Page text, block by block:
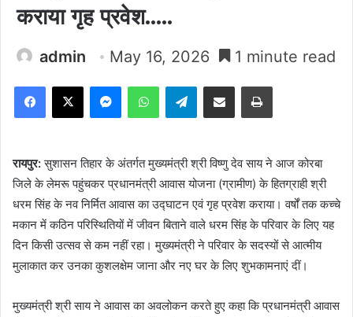
कराया गृह प्रवेश…..
admin May 16, 2026 1 minute read
Facebook
X MessengerWhatsAppTelegramShare via Email Print
रायपुर:सुशासन तिहार के अंतर्गत मुख्यमंत्री श्री विष्णु देव साय ने आज कोरबा
जिले के लेमरू पहुंचकर प्रधानमंत्री आवास योजना (ग्रामीण) के हितग्राही श्री
धरम सिंह के नव निर्मित आवास का उद्घाटन एवं गृह प्रवेश कराया। वर्षों तक कच्चे
मकान में कठिन परिस्थितियों में जीवन बिताने वाले धरम सिंह के परिवार के लिए यह
दिन किसी उत्सव से कम नहीं रहा। मुख्यमंत्री ने परिवार के सदस्यों से आत्मीय
मुलाकात कर उनका कुशलक्षेम जाना और नए घर के लिए शुभकामनाएं दीं।
मुख्यमंत्री श्री साय ने आवास का अवलोकन करते हुए कहा कि प्रधानमंत्री आवास